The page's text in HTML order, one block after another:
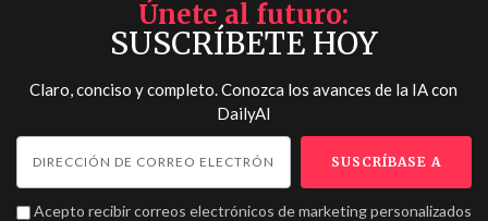
Únete al futuro
SUSCRÍBETE HOY
Claro, conciso y completo. Conozca los avances de la IA con
DailyAI
Acepto recibir correos electrónicos de marketing personalizados